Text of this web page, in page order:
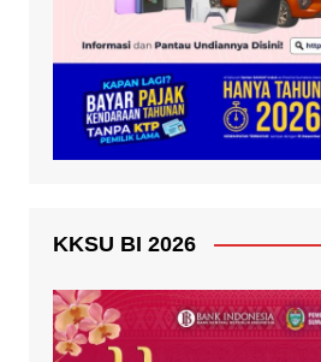
KKSU BI 2026